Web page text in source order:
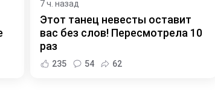
7 ч. назад
Этот танец невесты оставит
вас без слов! Пересмотрела 10
раз
235 54 62